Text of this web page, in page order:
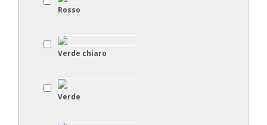
Rosso
Verde chiaro
Verde